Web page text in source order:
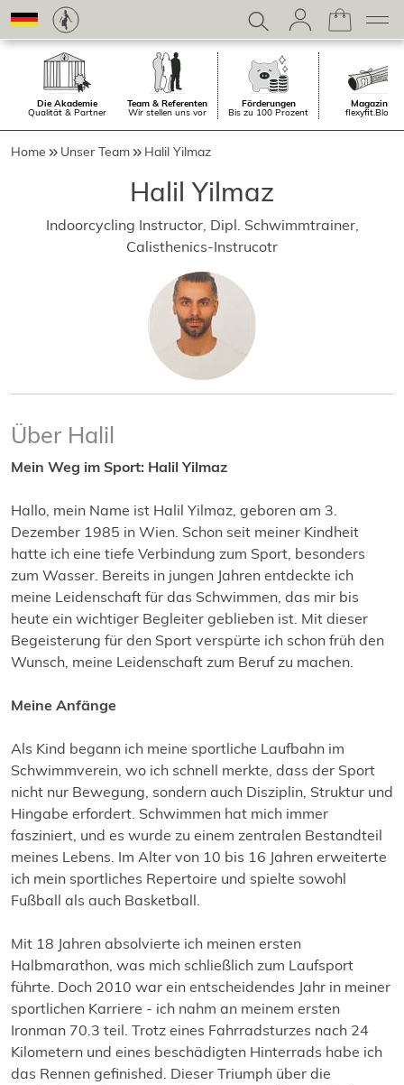
Die Akademie
Qualität & Partner
Team & Referenten
Wir stellen uns vor
Förderungen
Bis zu 100 Prozent
Magazin.
flexyfit.Blog
Home Unser Team Halil Yilmaz
Halil Yilmaz
Indoorcycling Instructor, Dipl. Schwimmtrainer,
Calisthenics-Instrucotr
Über Halil
Mein Weg im Sport: Halil Yilmaz
Hallo, mein Name ist Halil Yilmaz, geboren am 3.
Dezember 1985 in Wien. Schon seit meiner Kindheit
hatte ich eine tiefe Verbindung zum Sport, besonders
zum Wasser. Bereits in jungen Jahren entdeckte ich
meine Leidenschaft für das Schwimmen, das mir bis
heute ein wichtiger Begleiter geblieben ist. Mit dieser
Begeisterung für den Sport verspürte ich schon früh den
Wunsch, meine Leidenschaft zum Beruf zu machen.
Meine Anfänge
Als Kind begann ich meine sportliche Laufbahn im
Schwimmverein, wo ich schnell merkte, dass der Sport
nicht nur Bewegung, sondern auch Disziplin, Struktur und
Hingabe erfordert. Schwimmen hat mich immer
fasziniert, und es wurde zu einem zentralen Bestandteil
meines Lebens. Im Alter von 10 bis 16 Jahren erweiterte
ich mein sportliches Repertoire und spielte sowohl
Fußball als auch Basketball.
Mit 18 Jahren absolvierte ich meinen ersten
Halbmarathon, was mich schließlich zum Laufsport
führte. Doch 2010 war ein entscheidendes Jahr in meiner
sportlichen Karriere - ich nahm an meinem ersten
Ironman 70.3 teil. Trotz eines Fahrradsturzes nach 24
Kilometern und eines beschädigten Hinterrads habe ich
das Rennen gefinished. Dieser Triumph über die